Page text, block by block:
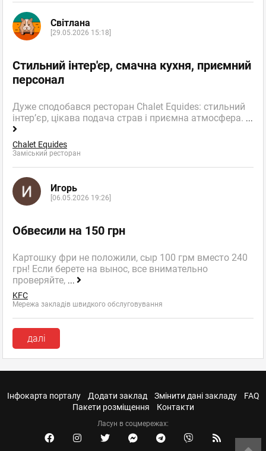
Світлана
[29.05.2026 15:18]
Стильний інтер'єр, смачна кухня, приємний
персонал
Дуже сподобався ресторан Chalet Equides: стильний
інтер’єр, цікава подача страв і приємна атмосфера. ...
Chalet Equides
Заміський ресторан
Игорь
[06.05.2026 19:26]
Обвесили на 150 грн
Картошку фри не положили, сыр 100 грм вместо 240
грн! Если берете на вынос, все внимательно
проверяйте, ...
KFC
Мережа закладів швидкого обслуговування
далі
Інфокарта порталу Додати заклад Змінити дані закладу
FAQ
Пакети розміщення
Контакти
Ласун в соцмережах: